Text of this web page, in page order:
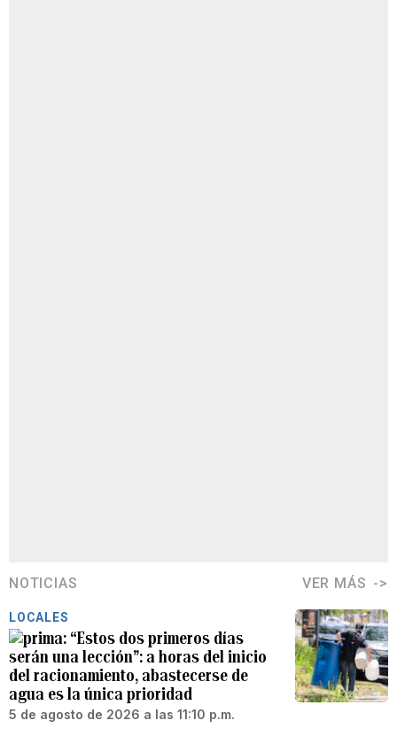
NOTICIAS VER MÁS
LOCALES
“Estos dos primeros días
serán una lección”: a horas del inicio
del racionamiento, abastecerse de
agua es la única prioridad
5 de agosto de 2026 a las 11:10 p.m.